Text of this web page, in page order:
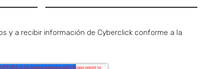
y a recibir información de Cyberclick conforme a la